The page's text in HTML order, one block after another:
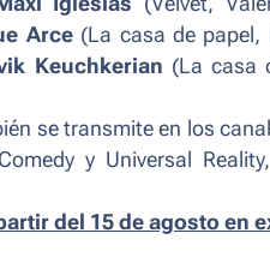
Arce (La casa de
Keuchkerian (La casa
se transmite en los
y Universal
del 15 de agosto en